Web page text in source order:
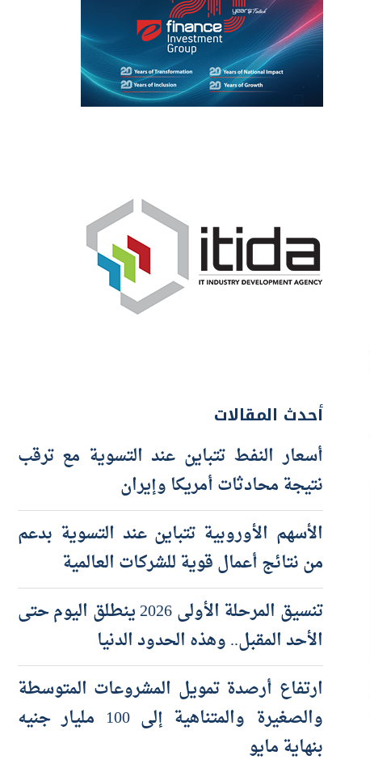
أحدث المقالات
أسعار النفط تتباين عند التسوية مع ترقب
نتيجة محادثات أمريكا وإيران
الأسهم الأوروبية تتباين عند التسوية بدعم
من نتائج أعمال قوية للشركات العالمية
تنسيق المرحلة الأولى 2026 ينطلق اليوم حتى
الأحد المقبل.. وهذه الحدود الدنيا
ارتفاع أرصدة تمويل المشروعات المتوسطة